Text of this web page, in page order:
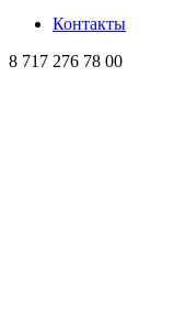
Контакты
8 717 276 78 00